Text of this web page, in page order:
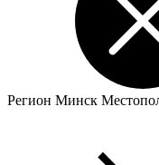
Регион Минск